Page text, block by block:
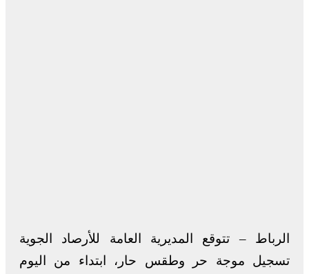
الرباط – تتوقع المديرية العامة للأرصاد الجوية
تسجيل موجة حر وطقس حار، ابتداء من اليوم